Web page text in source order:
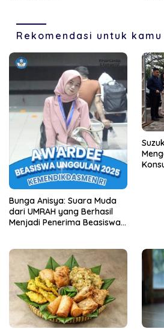
Rekomendasi untuk kamu
Bunga Anisya: Suara Muda
dari UMRAH yang Berhasil
Menjadi Penerima Beasiswa